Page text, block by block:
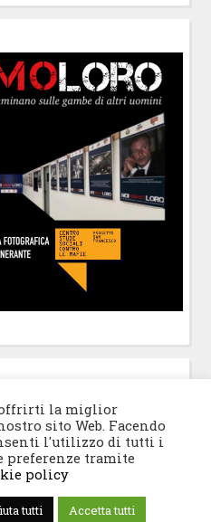
|Tema WordPress:
CrestaProject.
la miglior
sito Web. Facendo
l'utilizzo di tutti i
preferenze tramite
policy
tutti Accetta tutti